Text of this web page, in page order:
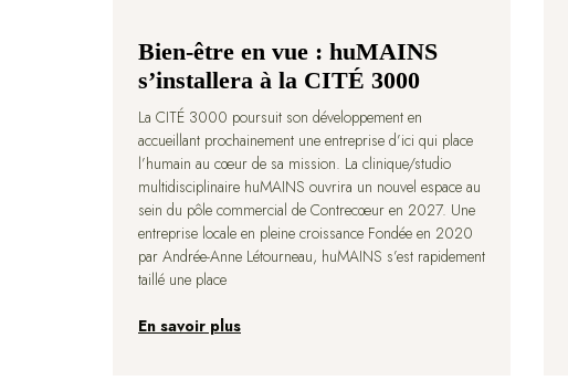
Bien-être en vue : huMAINS
s’installera à la CITÉ 3000
La CITÉ 3000 poursuit son développement en
accueillant prochainement une entreprise d’ici qui place
l’humain au cœur de sa mission. La clinique/studio
multidisciplinaire huMAINS ouvrira un nouvel espace au
sein du pôle commercial de Contrecœur en 2027. Une
entreprise locale en pleine croissance Fondée en 2020
par Andrée-Anne Létourneau, huMAINS s’est rapidement
taillé une place
En savoir plus